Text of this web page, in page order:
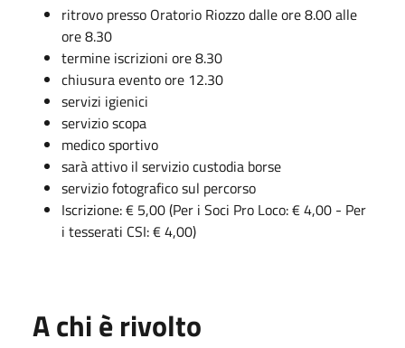
ritrovo presso Oratorio Riozzo dalle ore 8.00 alle
ore 8.30
termine iscrizioni ore 8.30
chiusura evento ore 12.30
servizi igienici
servizio scopa
medico sportivo
sarà attivo il servizio custodia borse
servizio fotografico sul percorso
Iscrizione: € 5,00 (Per i Soci Pro Loco: € 4,00 - Per
i tesserati CSI: € 4,00)
A chi è rivolto